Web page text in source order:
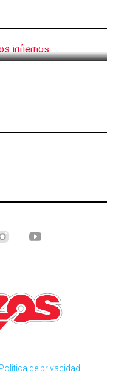
a los infiernos
Politica de privacidad